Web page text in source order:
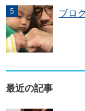
ブロ
最近の記事